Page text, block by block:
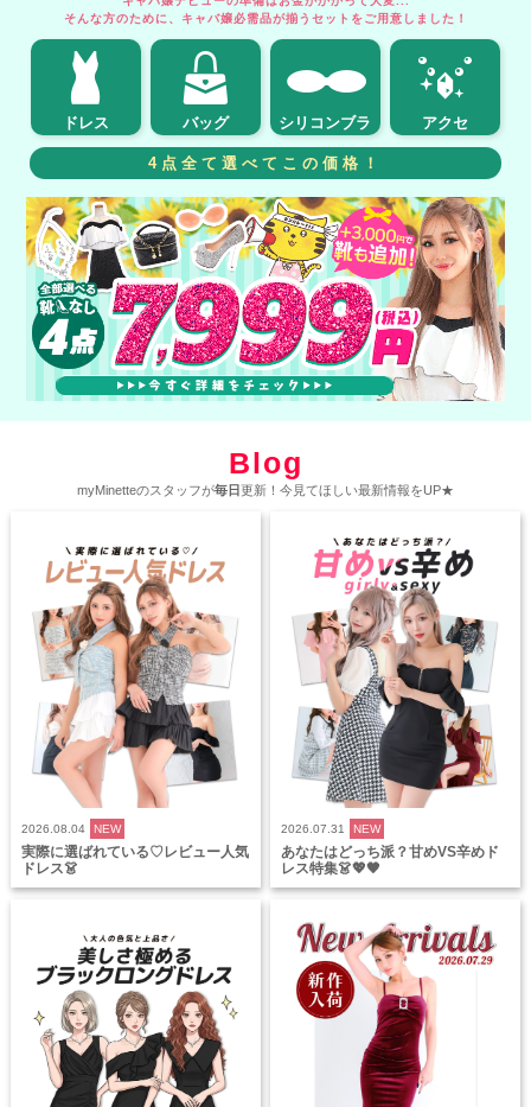
そんな方のために、キャバ嬢必需品が揃うセットをご用意しました！
ドレス バッグ シリコンブラ アクセ
4点全て選べてこの価格！
Blog
myMinetteのスタッフが毎日 更新！今見てほしい最新情報をUP★
2026.08.04 NEW
実際に選ばれている♡レビュー人気
ドレス👗
2026.07.31 NEW
あなたはどっち派？甘めVS辛めド
レス特集👗💖🖤